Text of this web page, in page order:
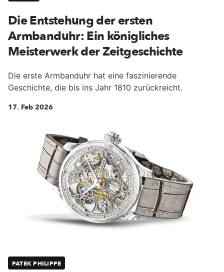
Die Entstehung der ersten
Armbanduhr: Ein königliches
Meisterwerk der Zeitgeschichte
Die erste Armbanduhr hat eine faszinierende
Geschichte, die bis ins Jahr 1810 zurückreicht.
17. Feb 2026
PATEK PHILIPPE